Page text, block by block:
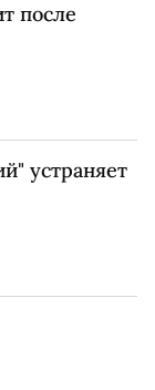
после
устраняет